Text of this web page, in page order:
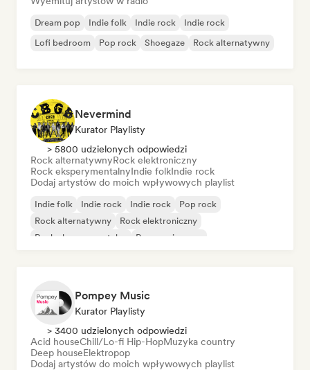
Dream pop Indie folk Indie rock
Indie rock
Lofi bedroom
Pop rock Shoegaze Rock alternatywny
Nevermind
Kurator Playlisty
> 5800 udzielonych odpowiedzi
Rock alternatywnyRock elektroniczny
Rock eksperymentalnyIndie folkIndie rock
Dodaj artystów do moich wpływowych playlist
Indie folk Indie rock Indie rock
Pop rock
Rock alternatywny
Rock elektroniczny
Rock eksperymentalny
Progressive pop
Pompey Music
Kurator Playlisty
> 3400 udzielonych odpowiedzi
Acid houseChill/Lo-fi Hip-HopMuzyka country
Deep houseElektropop
Dodaj artystów do moich wpływowych playlist